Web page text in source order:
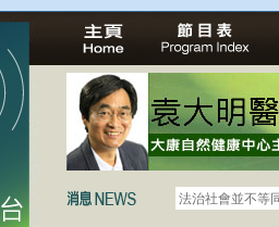
法治社會並不等
自家教育合法化-